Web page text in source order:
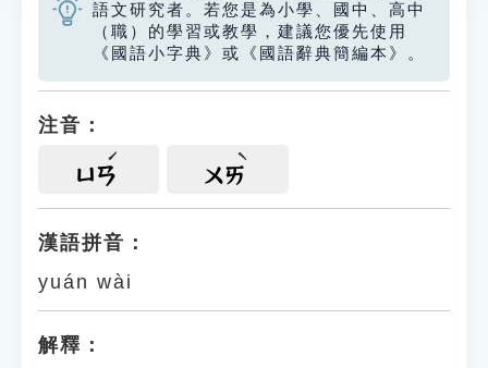
語文研究者。若您是為小學、國中、高中
（職）的學習或教學，建議您優先使用
《國語小字典》或《國語辭典簡編本》。
注音：
ㄩㄢ ㄨㄞ
漢語拼音：
yuán wài
解釋：